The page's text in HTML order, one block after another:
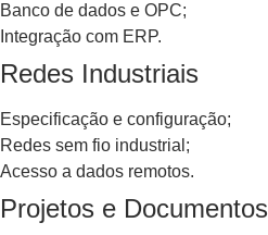
Banco de dados e OPC;
Integração com ERP.
Redes Industriais
Especificação e configuração;
Redes sem fio industrial;
Acesso a dados remotos.
Projetos e Documentos